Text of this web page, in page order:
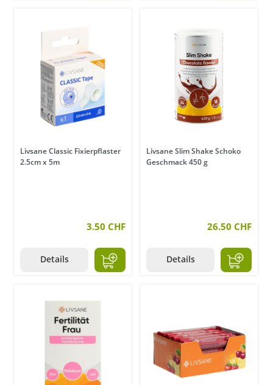
Livsane Classic Fixierpflaster
2.5cm x 5m
3.50 CHF
Details
Livsane Slim Shake Schoko
Geschmack 450 g
26.50 CHF
Details